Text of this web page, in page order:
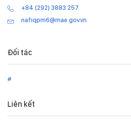
+84 (292) 3883 257
nafiqpm6@mae.gov.vn
Đối tác
#
Liên kết